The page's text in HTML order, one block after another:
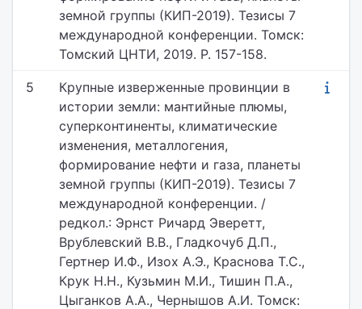
земной группы (КИП-2019). Тезисы 7
международной конференции. Томск:
Томский ЦНТИ, 2019. P. 157-158.
5
Крупные изверженные провинции в
истории земли: мантийные плюмы,
суперконтиненты, климатические
изменения, металлогения,
формирование нефти и газа, планеты
земной группы (КИП-2019). Тезисы 7
международной конференции. /
редкол.: Эрнст Ричард Эверетт,
Врублевский В.В., Гладкочуб Д.П.,
Гертнер И.Ф., Изох А.Э., Краснова Т.С.,
Крук Н.Н., Кузьмин М.И., Тишин П.А.,
Цыганков А.А., Чернышов А.И. Томск: